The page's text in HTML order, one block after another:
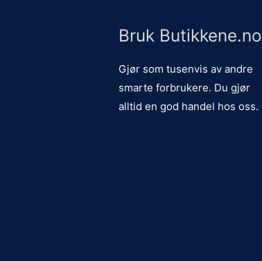
Bruk Butikkene.no
Gjør som tusenvis av andre
smarte forbrukere. Du gjør
alltid en god handel hos oss.